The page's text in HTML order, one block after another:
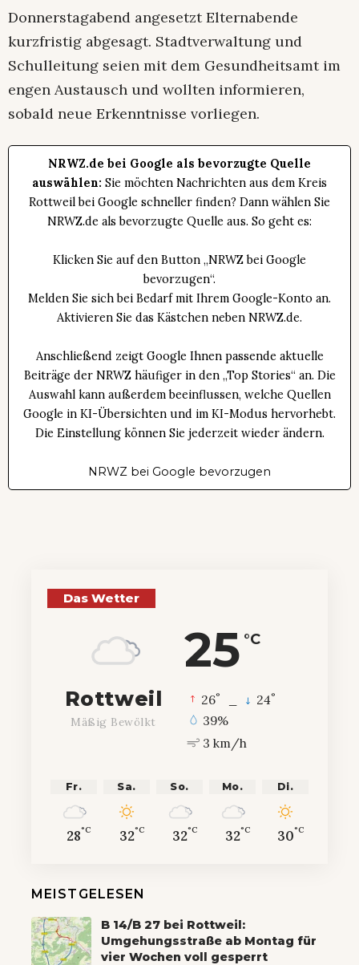
Donnerstagabend angesetzt Elternabende
kurzfristig abgesagt. Stadtverwaltung und
Schulleitung seien mit dem Gesundheitsamt im
engen Austausch und wollten informieren,
sobald neue Erkenntnisse vorliegen.
NRWZ.de bei Google als bevorzugte Quelle
auswählen: Sie möchten Nachrichten aus dem Kreis
Rottweil bei Google schneller finden? Dann wählen Sie
NRWZ.de als bevorzugte Quelle aus. So geht es:
Klicken Sie auf den Button „NRWZ bei Google
bevorzugen“.
Melden Sie sich bei Bedarf mit Ihrem Google-Konto an.
Aktivieren Sie das Kästchen neben NRWZ.de.
Anschließend zeigt Google Ihnen passende aktuelle
Beiträge der NRWZ häufiger in den „Top Stories“ an. Die
Auswahl kann außerdem beeinflussen, welche Quellen
Google in KI-Übersichten und im KI-Modus hervorhebt.
Die Einstellung können Sie jederzeit wieder ändern.
NRWZ bei Google bevorzugen
Das Wetter
25 °C
Rottweil
Mäßig Bewölkt
26° 24°
39%
3 km/h
Fr.
28°C
Sa.
32°C
So.
32°C
Mo.
32°C
Di.
30°C
MEISTGELESEN
B 14/B 27 bei Rottweil:
Umgehungsstraße ab Montag für
vier Wochen voll gesperrt